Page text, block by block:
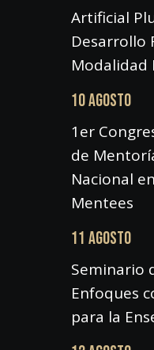
Artificial
Desarrollo
Modalidad
10 AGOSTO
1er
de
Nacional
Mentees
11 AGOSTO
Seminario
Enfoques
para la